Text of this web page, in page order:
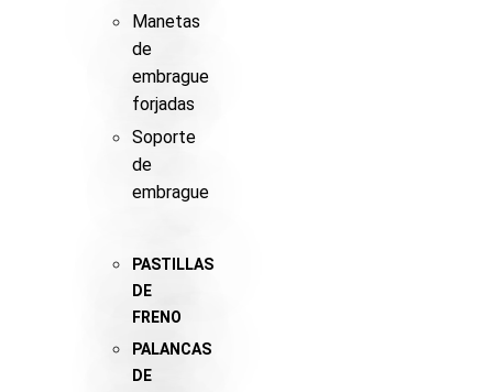
Manetas
de
embrague
forjadas
Soporte
de
embrague
PASTILLAS
DE
FRENO
PALANCAS
DE